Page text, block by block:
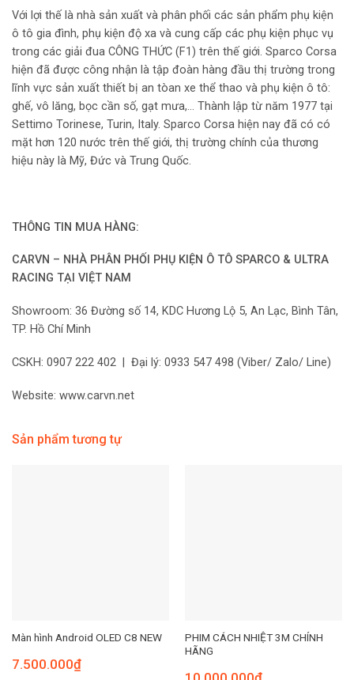
Với lợi thế là nhà sản xuất và phân phối các sản phẩm phụ kiện
ô tô gia đình, phụ kiện độ xa và cung cấp các phụ kiện phục vụ
trong các giải đua CÔNG THỨC (F1) trên thế giới. Sparco Corsa
hiện đã được công nhận là tập đoàn hàng đầu thị trường trong
lĩnh vực sản xuất thiết bị an tòan xe thể thao và phụ kiện ô tô:
ghế, vô lăng, bọc cần số, gạt mưa,… Thành lập từ năm 1977 tại
Settimo Torinese, Turin, Italy. Sparco Corsa hiện nay đã có có
mặt hơn 120 nước trên thế giới, thị trường chính của thương
hiệu này là Mỹ, Đức và Trung Quốc.
THÔNG TIN MUA HÀNG:
CARVN – NHÀ PHÂN PHỐI PHỤ KIỆN Ô TÔ SPARCO & ULTRA
RACING TẠI VIỆT NAM
Showroom: 36 Đường số 14, KDC Hương Lộ 5, An Lạc, Bình Tân,
TP. Hồ Chí Minh
CSKH: 0907 222 402 | Đại lý: 0933 547 498 (Viber/ Zalo/ Line)
Website: www.carvn.net
Sản phẩm tương tự
Màn hình Android OLED C8 NEW
7.500.000₫
PHIM CÁCH NHIỆT 3M CHÍNH
HÃNG